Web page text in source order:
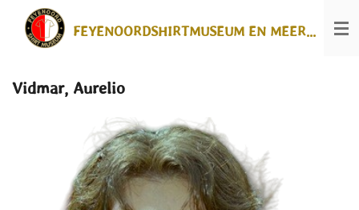
direct
FEYENOORDSHIRTMUSEUM EN MEER...
Vidmar, Aurelio